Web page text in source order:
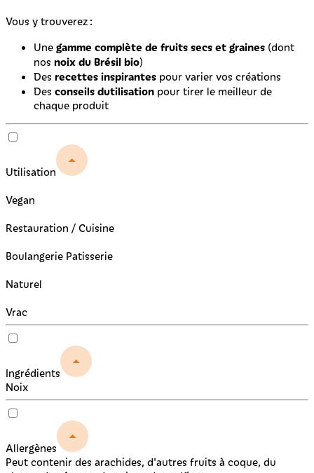
Vous y trouverez :
Une gamme complète de fruits secs et graines (dont
nos noix du Brésil bio)
Des recettes inspirantes pour varier vos créations
Des conseils dutilisation pour tirer le meilleur de
chaque produit
Utilisation
Vegan
Restauration / Cuisine
Boulangerie Patisserie
Naturel
Vrac
Ingrédients
Noix
Allergènes
Peut contenir des arachides, d'autres fruits à coque, du